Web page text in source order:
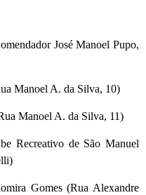
José Manoel Pupo,
Manoel A. da Silva, 10)
Manoel A. da Silva, 11)
Recreativo de São Manuel
Gomes (Rua Alexandre